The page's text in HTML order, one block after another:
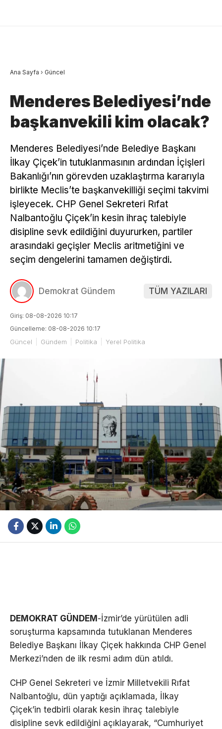
Ana Sayfa › Güncel
Menderes Belediyesi’nde
başkanvekili kim olacak?
Menderes Belediyesi’nde Belediye Başkanı
İlkay Çiçek’in tutuklanmasının ardından İçişleri
Bakanlığı’nın görevden uzaklaştırma kararıyla
birlikte Meclis’te başkanvekilliği seçimi takvimi
işleyecek. CHP Genel Sekreteri Rıfat
Nalbantoğlu Çiçek’in kesin ihraç talebiyle
disipline sevk edildiğini duyururken, partiler
arasındaki geçişler Meclis aritmetiğini ve
seçim dengelerini tamamen değiştirdi.
Demokrat Gündem TÜM YAZILARI
Giriş: 08-08-2026 10:17
Güncelleme: 08-08-2026 10:17
Güncel Gündem Politika Yerel Politika
DEMOKRAT GÜNDEM-İzmir’de yürütülen adli
soruşturma kapsamında tutuklanan Menderes
Belediye Başkanı İlkay Çiçek hakkında CHP Genel
Merkezi’nden de ilk resmi adım dün atıldı.
CHP Genel Sekreteri ve İzmir Milletvekili Rıfat
Nalbantoğlu, dün yaptığı açıklamada, İlkay
Çiçek’in tedbirli olarak kesin ihraç talebiyle
disipline sevk edildiğini açıklayarak, “Cumhuriyet